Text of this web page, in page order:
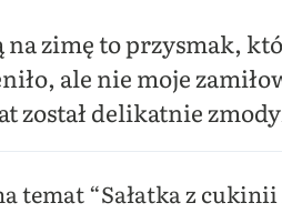
zimę to przysmak,
ale nie moje
został delikatnie
temat “Sałatka z